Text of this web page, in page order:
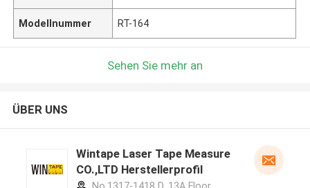
Modellnummer RT-164
Sehen Sie mehr an
ÜBER UNS
Wintape Laser Tape Measure
CO.,LTD Herstellerprofil